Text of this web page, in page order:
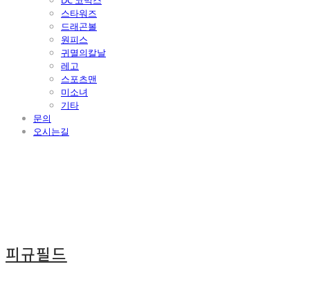
스타워즈
드래곤볼
원피스
귀멸의칼날
레고
스포츠맨
미소녀
기타
문의
오시는길
피규필드